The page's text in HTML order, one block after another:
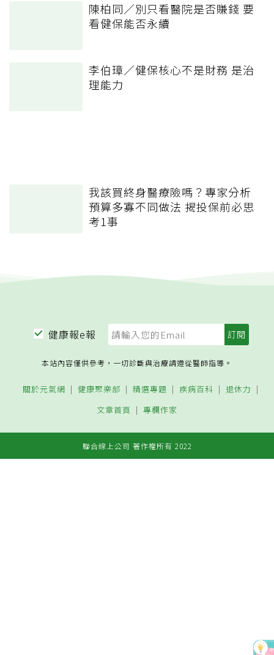
陳柏同／別只看醫院是否賺錢 要
看健保能否永續
李伯璋／健保核心不是財務 是治
理能力
我該買終身醫療險嗎？專家分析
預算多寡不同做法 揭投保前必思
考1事
健康報e報
本站內容僅供參考，一切診斷與治療請遵從醫師指導。
關於元氣網 健康聚樂部 精選專題 疾病百科
退休力
文章首頁
專欄作家
聯合線上公司 著作權所有 2022